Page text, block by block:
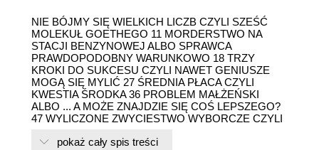
NIE BÓJMY SIĘ WIELKICH LICZB CZYLI SZEŚĆ
MOLEKUŁ GOETHEGO 11 MORDERSTWO NA
STACJI BENZYNOWEJ ALBO SPRAWCA
PRAWDOPODOBNY WARUNKOWO 18 TRZY
KROKI DO SUKCESU CZYLI NAWET GENIUSZE
MOGĄ SIĘ MYLIĆ 27 ŚREDNIA PŁACA CZYLI
KWESTIA ŚRODKA 36 PROBLEM MAŁŻEŃSKI
ALBO ... A MOŻE ZNAJDZIE SIĘ COŚ LEPSZEGO?
47 WYLICZONE ZWYCIĘSTWO WYBORCZE CZYLI
SFAŁSZOWANA PRACA ZALICZENIOWA ALBO
pokaż cały spis treści